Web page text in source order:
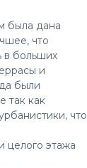
была дана
что
больших
и
были
так как
что
целого этажа